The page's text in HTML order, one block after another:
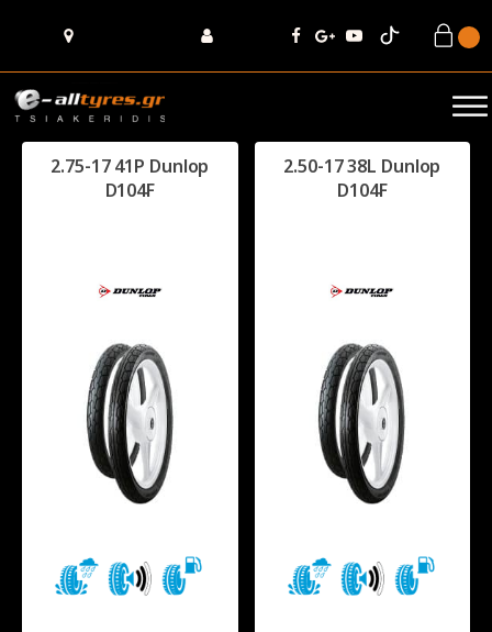
2.75-17 41P Dunlop
D104F
2.50-17 38L Dunlop
D104F